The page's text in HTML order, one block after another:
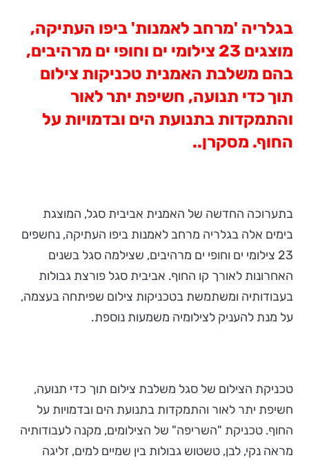
בגלריה 'מרחב לאמנות' ביפו העתיקה,
מוצגים 23 צילומי ים וחופי ים מרהיבים,
בהם משלבת האמנית טכניקות צילום
תוך כדי תנועה, חשיפת יתר לאור
והתמקדות בתנועת הים ובדמויות על
החוף. מסקרן..
בתערוכה החדשה של האמנית אביבית סגל, המוצגת
בימים אלה בגלריה מרחב לאמנות ביפו העתיקה, נחשפים
23 צילומי ים וחופי ים מרהיבים, שצילמה סגל בשנים
האחרונות לאורך קו החוף. אביבית סגל פורצת גבולות
בעבודותיה ומשתמשת בטכניקות צילום שפיתחה בעצמה,
על מנת להעניק לצילומיה משמעות נוספת.
טכניקת הצילום של סגל משלבת צילום תוך כדי תנועה,
חשיפת יתר לאור והתמקדות בתנועת הים ובדמויות על
החוף. טכניקת "השריפה" של הצילומים, מקנה לעבודותיה
מראה נקי, לבן, טשטוש גבולות בין שמיים למים, זליגה